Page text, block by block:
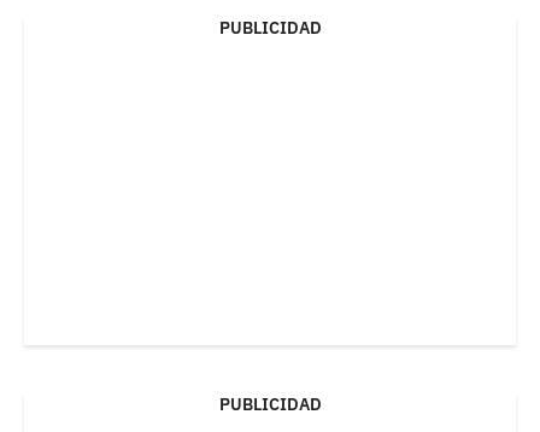
PUBLICIDAD
PUBLICIDAD